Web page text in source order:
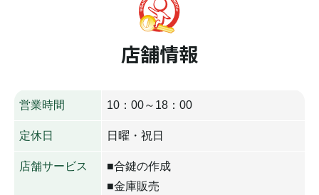
店舗情報
営業時間 10：00～18：00
定休日 日曜・祝日
店舗サービス
■合鍵の作成
■金庫販売